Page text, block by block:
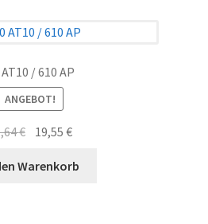
/ 610 AP
ANGEBOT!
€ Ursprünglicher
war:
19,55€Aktueller
ist:
Warenkorb